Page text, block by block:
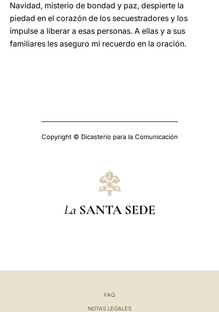
Navidad, misterio de bondad y paz, despierte la
piedad en el corazón de los secuestradores y los
impulse a liberar a esas personas. A ellas y a sus
familiares les aseguro mi recuerdo en la oración.
Copyright © Dicasterio para la Comunicación
La SANTA SEDE
FAQ
NOTAS LEGALES